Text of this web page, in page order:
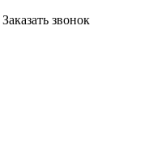
Заказать звонок